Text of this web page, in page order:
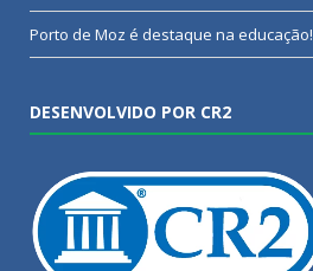
Porto de Moz é destaque na educação!
DESENVOLVIDO POR CR2